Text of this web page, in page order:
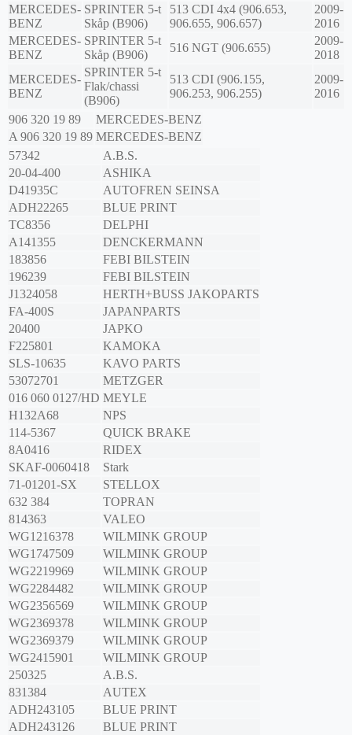
MERCEDES-
BENZ
SPRINTER 5-t
Skåp (B906)
513 CDI 4x4 (906.653,
906.655, 906.657)
2009-
2016
MERCEDES-
BENZ
SPRINTER 5-t
Skåp (B906)
516 NGT (906.655)
2009-
2018
MERCEDES-
BENZ
SPRINTER 5-t
Flak/chassi
(B906)
513 CDI (906.155,
906.253, 906.255)
2009-
2016
906 320 19 89
MERCEDES-BENZ
A 906 320 19 89 MERCEDES-BENZ
57342
A.B.S.
20-04-400
ASHIKA
D41935C
AUTOFREN SEINSA
ADH22265
BLUE PRINT
TC8356
DELPHI
A141355
DENCKERMANN
183856
FEBI BILSTEIN
196239
FEBI BILSTEIN
J1324058
HERTH+BUSS JAKOPARTS
FA-400S
JAPANPARTS
20400
JAPKO
F225801
KAMOKA
SLS-10635
KAVO PARTS
53072701
METZGER
016 060 0127/HD MEYLE
H132A68
NPS
114-5367
QUICK BRAKE
8A0416
RIDEX
SKAF-0060418
Stark
71-01201-SX
STELLOX
632 384
TOPRAN
814363
VALEO
WG1216378
WILMINK GROUP
WG1747509
WILMINK GROUP
WG2219969
WILMINK GROUP
WG2284482
WILMINK GROUP
WG2356569
WILMINK GROUP
WG2369378
WILMINK GROUP
WG2369379
WILMINK GROUP
WG2415901
WILMINK GROUP
250325
A.B.S.
831384
AUTEX
ADH243105
BLUE PRINT
ADH243126
BLUE PRINT